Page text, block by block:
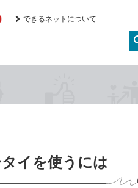
YouTube
できるネットについて
イを使うには